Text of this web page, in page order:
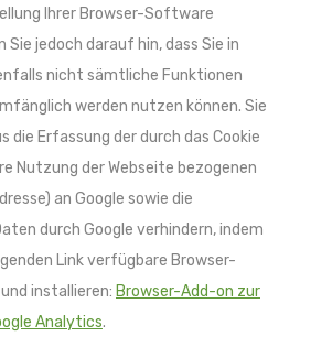
Ihrer Browser-Software
Sie jedoch darauf hin, dass Sie in
nicht sämtliche Funktionen
werden nutzen können. Sie
die Erfassung der durch das Cookie
Nutzung der Webseite bezogenen
an Google sowie die
durch Google verhindern, indem
Link verfügbare Browser-
installieren: Browser-Add-on zur
Analytics.